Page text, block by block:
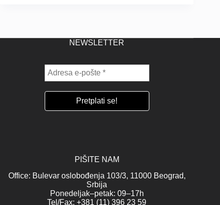
NEWSLETTER
PIŠITE NAM
Office: Bulevar oslobođenja 103/3, 11000 Beograd,
Srbija
Ponedeljak–petak: 09–17h
Tel/Fax: +381 (11) 396 23 59